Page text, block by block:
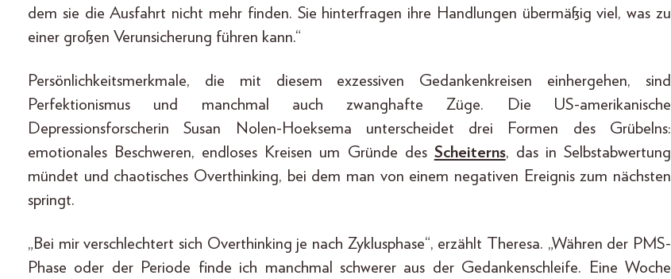
dem sie die Ausfahrt nicht mehr finden. Sie hinterfragen ihre Handlungen übermäßig viel, was zu
einer großen Verunsicherung führen kann.“
Persönlichkeitsmerkmale, die mit diesem exzessiven Gedankenkreisen einhergehen, sind
Perfektionismus und manchmal auch zwanghafte Züge. Die US-amerikanische
Depressionsforscherin Susan Nolen-Hoeksema unterscheidet drei Formen des Grübelns:
emotionales Beschweren, endloses Kreisen um Gründe des Scheiterns, das in Selbstabwertung
mündet und chaotisches Overthinking, bei dem man von einem negativen Ereignis zum nächsten
springt.
„Bei mir verschlechtert sich Overthinking je nach Zyklusphase“, erzählt Theresa. „Währen der PMS-
Phase oder der Periode finde ich manchmal schwerer aus der Gedankenschleife. Eine Woche